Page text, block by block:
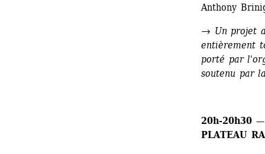
Anthony
→ Un projet
entièrement
porté par
soutenu par
20h-20h30 —
PLATEAU